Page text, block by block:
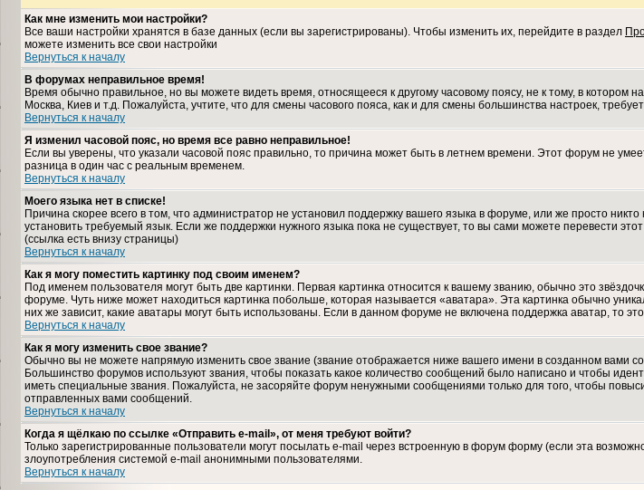
Как мне изменить мои настройки?
Все ваши настройки хранятся в базе данных (если вы зарегистрированы). Чтобы изменить их, перейдите в раздел
можете изменить все свои настройки
Вернуться к началу
В форумах неправильное время!
Время обычно правильное, но вы можете видеть время, относящееся к другому часовому поясу, не к тому, в котором
Москва, Киев и т.д. Пожалуйста, учтите, что для смены часового пояса, как и для смены большинства настроек,
Вернуться к началу
Я изменил часовой пояс, но время все равно неправильное!
Если вы уверены, что указали часовой пояс правильно, то причина может быть в летнем времени. Этот форум не
разница в один час с реальным временем.
Вернуться к началу
Моего языка нет в списке!
Причина скорее всего в том, что администратор не установил поддержку вашего языка в форуме, или же просто
установить требуемый язык. Если же поддержки нужного языка пока не существует, то вы сами можете перевести
(ссылка есть внизу страницы)
Вернуться к началу
Как я могу поместить картинку под своим именем?
Под именем пользователя могут быть две картинки. Первая картинка относится к вашему званию, обычно это
форуме. Чуть ниже может находиться картинка побольше, которая называется «аватара». Эта картинка обычно
них же зависит, какие аватары могут быть использованы. Если в данном форуме не включена поддержка аватар, то
Вернуться к началу
Как я могу изменить свое звание?
Обычно вы не можете напрямую изменить свое звание (звание отображается ниже вашего имени в созданном вами
Большинство форумов используют звания, чтобы показать какое количество сообщений было написано и чтобы
иметь специальные звания. Пожалуйста, не засоряйте форум ненужными сообщениями только для того, чтобы
отправленных вами сообщений.
Вернуться к началу
Когда я щёлкаю по ссылке «Отправить e-mail», от меня требуют войти?
Только зарегистрированные пользователи могут посылать e-mail через встроенную в форум форму (если эта
злоупотребления системой e-mail анонимными пользователями.
Вернуться к началу